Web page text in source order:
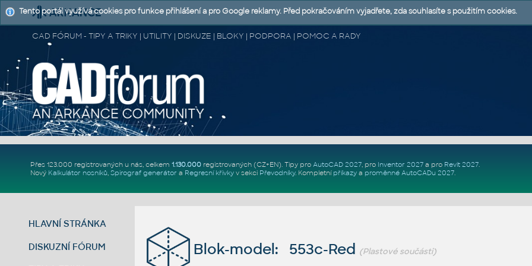
CAD FÓRUM - TIPY A TRIKY | UTILITY | DISKUZE | BLOKY | PODPORA | POMOC A RADY
Přes 123.000 registrovaných u nás, celkem 1.130.000registrovaných (CZ+EN). Tipy pro AutoCAD 2027, pro Inventor 2027a pro Revit 2027.
Nový Kalkulátor nosníků, Spirograf generátor a Regresní křivkyv sekci Převodníky. Kompletní příkazya proměnné AutoCADu 2027.
HLAVNÍ STRÁNKA
DISKUZNÍ FÓRUM Blok-model: 553c-Red (Plastové součásti)
Tento portál využívá cookies pro funkce přihlášení a pro Google reklamy. Před pokračováním vyjadřete, zda souhlasíte s použitím cookies.